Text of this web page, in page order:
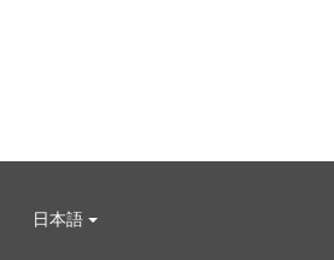
日本語